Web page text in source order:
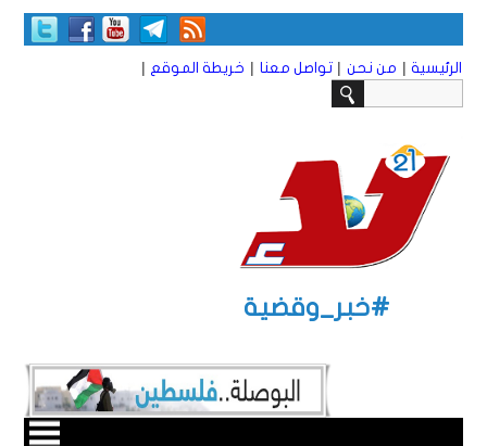
الرئيسية | من نحن | تواصل معنا | خريطة الموقع |
#خبر_وقضية